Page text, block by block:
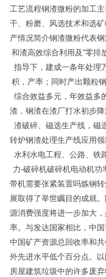
工艺流程钢渣微粉的加工
干、粉磨、风选技术和选
产情况简介钢渣微粉代表
和渣高效综合利用及“零排
指导下，建成一条年处理
积，产率；同时产出颗粒
综合效益多元，年效益多
渣，钢渣在渣厂打水初步
渣破碎、磁选生产线，磁
转炉钢渣处理生产线应用
水利水电工程、公路、铁
力-破碎机破碎机电动机
带机需要张紧装置吗炼钢
展取得了举世瞩目的成就
源消费强度将进一步加大
率。与发达国家相比，中
中国矿产资源总回收率和
外先进水平低个百分点。
房屋建筑垃圾中的许多废